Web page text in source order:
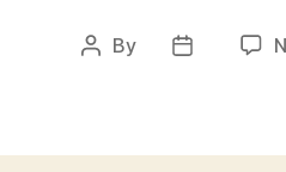
Post
By
Post